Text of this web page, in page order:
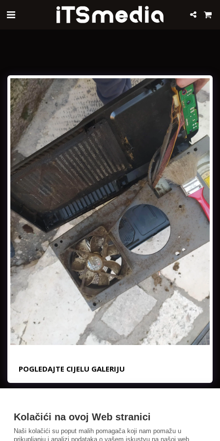
POGLEDAJTE CIJELU GALERIJU
Kolačići na ovoj Web stranici
Naši kolačići su poput malih pomagača koji nam pomažu u
prikupljanju i analizi podataka o vašem iskustvu na našoj web